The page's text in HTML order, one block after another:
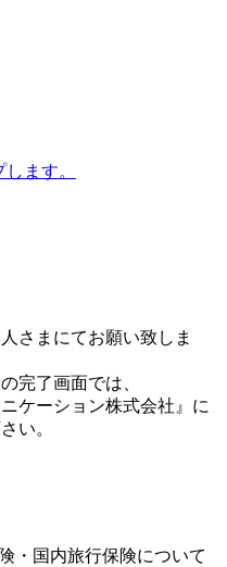
ます。
さまにてお願い致しま
完了画面では、
ケーション株式会社』 に
い。
・国内旅行保険について